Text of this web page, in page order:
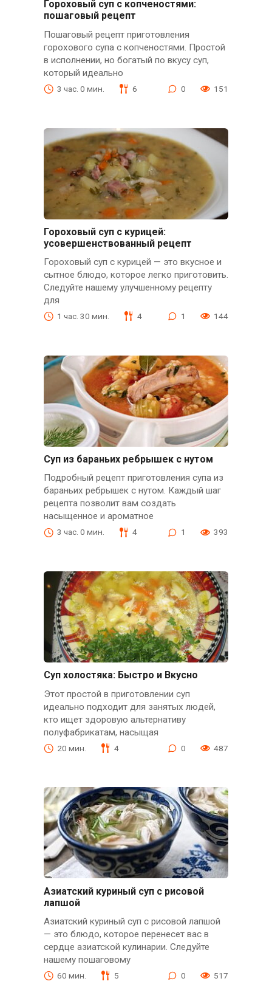
Гороховый суп с копченостями:
пошаговый рецепт
Пошаговый рецепт приготовления
горохового супа с копченостями. Простой
в исполнении, но богатый по вкусу суп,
который идеально
3 час. 0 мин. 6 0 151
Гороховый суп с курицей:
усовершенствованный рецепт
Гороховый суп с курицей — это вкусное и
сытное блюдо, которое легко приготовить.
Следуйте нашему улучшенному рецепту
для
1 час. 30 мин. 4 1 144
Суп из бараньих ребрышек с нутом
Подробный рецепт приготовления супа из
бараньих ребрышек с нутом. Каждый шаг
рецепта позволит вам создать
насыщенное и ароматное
3 час. 0 мин. 4 1 393
Суп холостяка: Быстро и Вкусно
Этот простой в приготовлении суп
идеально подходит для занятых людей,
кто ищет здоровую альтернативу
полуфабрикатам, насыщая
20 мин. 4 0 487
Азиатский куриный суп с рисовой
лапшой
Азиатский куриный суп с рисовой лапшой
— это блюдо, которое перенесет вас в
сердце азиатской кулинарии. Следуйте
нашему пошаговому
60 мин. 5 0 517